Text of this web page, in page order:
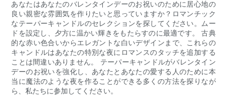
あなたはあなたのバレンタインデーのお祝いのために居心地の
良い親密な雰囲気を作りたいと思っていますか？ロマンチック
なテーパーキャンドルのセレクションを探してください。ムー
ドを設定し、夕方に温かい輝きをもたらすのに最適です。 古典
的な赤い色合いからエレガントな白いデザインまで、これらの
キャンドルはあなたの特別な夜にロマンスのタッチを追加する
ことは間違いありません。 テーパーキャンドルがバレンタイン
デーのお祝いを強化し、あなたとあなたの愛する人のために本
当に魔法のような夜を作ることができる多くの方法を探りなが
ら、私たちに参加してください。